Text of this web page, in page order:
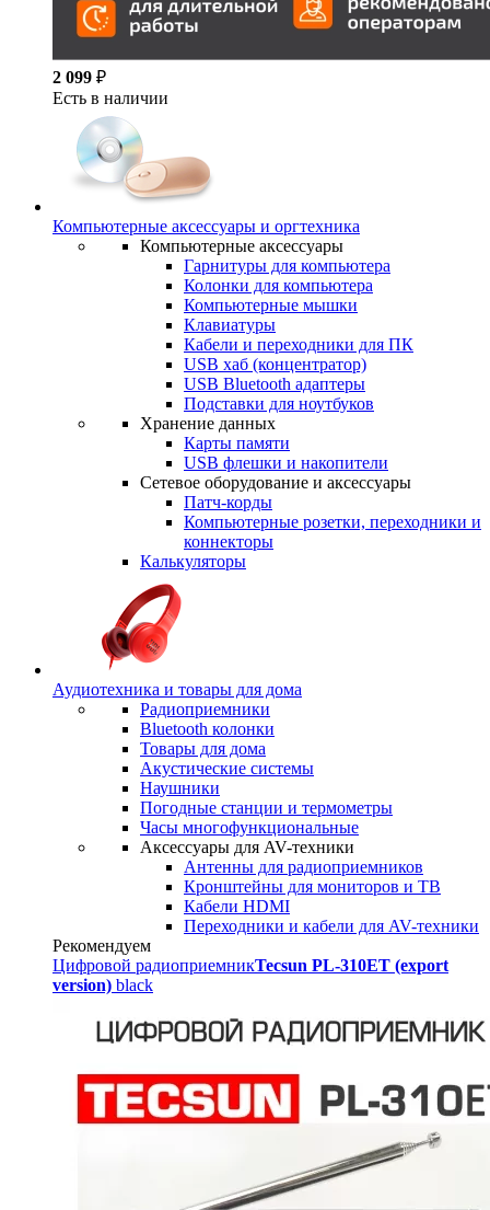
2 099 ₽
Есть в наличии
Компьютерные аксессуары и оргтехника
Компьютерные аксессуары
Гарнитуры для компьютера
Колонки для компьютера
Компьютерные мышки
Клавиатуры
Кабели и переходники для ПК
USB хаб (концентратор)
USB Bluetooth адаптеры
Подставки для ноутбуков
Хранение данных
Карты памяти
USB флешки и накопители
Сетевое оборудование и аксессуары
Патч-корды
Компьютерные розетки, переходники и
коннекторы
Калькуляторы
Аудиотехника и товары для дома
Радиоприемники
Bluetooth колонки
Товары для дома
Акустические системы
Наушники
Погодные станции и термометры
Часы многофункциональные
Аксессуары для AV-техники
Антенны для радиоприемников
Кронштейны для мониторов и ТВ
Кабели HDMI
Переходники и кабели для AV-техники
Рекомендуем
Цифровой радиоприемникTecsun PL-310ET (export
version) black